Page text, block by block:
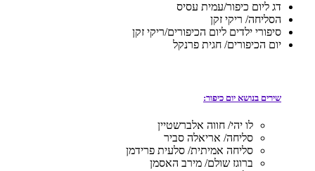
דג ליום כיפור/עמית עסיס
הסליחה/ ריקי זקן
סיפורי ילדים ליום הכיפורים/ריקי זקן
יום הכיפורים/ חגית פרנקל
שירים בנושא יום כיפור:
לו יהי/ חווה אלברשטיין
סליחה/ אריאלה סביר
סליחה אמיתית/ סלעית פרידמן
ברוגז שולם/ מירב האסמן